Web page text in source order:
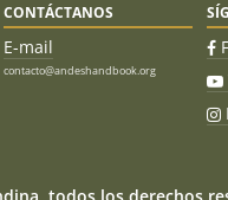
CONTÁCTANOS
E-mail
contacto@andeshandbook.org